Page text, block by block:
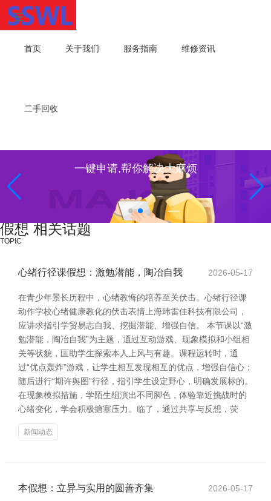
首页 关于我们 服务指南 维修资讯
二手回收
一键申请,帮你解决大麻烦
假想 相关话题
TOPIC
心绪行径课假想：激勉潜能，陶冶自我 2026-05-17
在青少年景长历程中，心绪教悔的培养至关伏击。心绪行径课
动作学校心绪健康教化的伏击表情上海玮雷佳科技有限公司，
应讲求指引学贸易志自我、挖掘潜能、增强自信。 本节课以“激
勉潜能，陶冶自我”为主题，通过互动游戏、现象模拟和小组相
关等状貌，匡助学生探索本人上风与有趣。课程运转时，通
过“优点轰炸”游戏，让学生相互发现相互的优点，增强自信心；
随后进行“期许舆图”行径，指引学生设定野心，明确发展标的。
在现象模拟措施，学陌生组演出不同脚色，体验靠近挑战时的
心绪变化，学会积极搪塞压力。临了，通过共享与反想，荧
新闻动态
本假想：立异与实用的圆善齐集 2026-05-17